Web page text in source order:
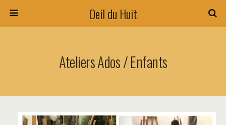
Oeil du Huit
Ateliers Ados / Enfants